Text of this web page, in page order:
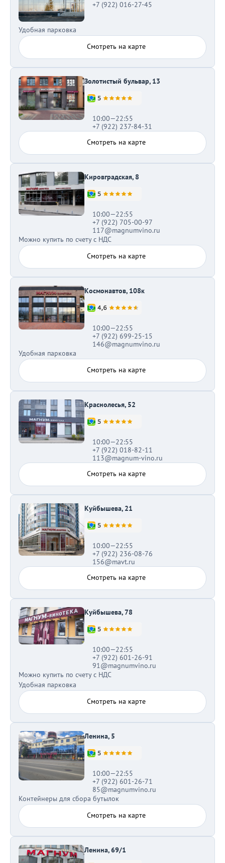
+7 (922) 016-27-45
Удобная парковка
Смотреть на карте
Золотистый бульвар, 13
10:00—22:55
+7 (922) 237-84-31
Смотреть на карте
Кировградская, 8
10:00—22:55
+7 (922) 705-00-97
117@magnumvino.ru
Можно купить по счету с НДС
Смотреть на карте
Космонавтов, 108к
10:00—22:55
+7 (922) 699-25-15
146@magnumvino.ru
Удобная парковка
Смотреть на карте
Краснолесья, 52
10:00—22:55
+7 (922) 018-82-11
113@magnum-vino.ru
Смотреть на карте
Куйбышева, 21
10:00—22:55
+7 (922) 236-08-76
156@mavt.ru
Смотреть на карте
Куйбышева, 78
10:00—22:55
+7 (922) 601-26-91
91@magnumvino.ru
Можно купить по счету с НДС
Удобная парковка
Смотреть на карте
Ленина, 5
10:00—22:55
+7 (922) 601-26-71
85@magnumvino.ru
Контейнеры для сбора бутылок
Смотреть на карте
Ленина, 69/1